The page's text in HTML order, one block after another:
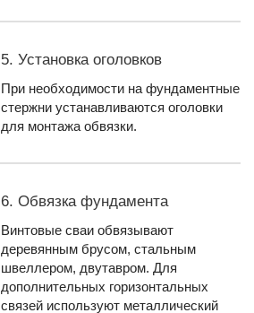
5. Установка оголовков
При необходимости на фундаментные
стержни устанавливаются оголовки
для монтажа обвязки.
6. Обвязка фундамента
Винтовые сваи обвязывают
деревянным брусом, стальным
швеллером, двутавром. Для
дополнительных горизонтальных
связей используют металлический